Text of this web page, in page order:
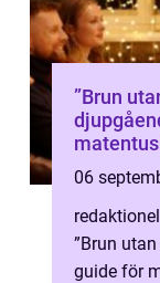
”Brun
06
redaktionel
”Brun
guide för